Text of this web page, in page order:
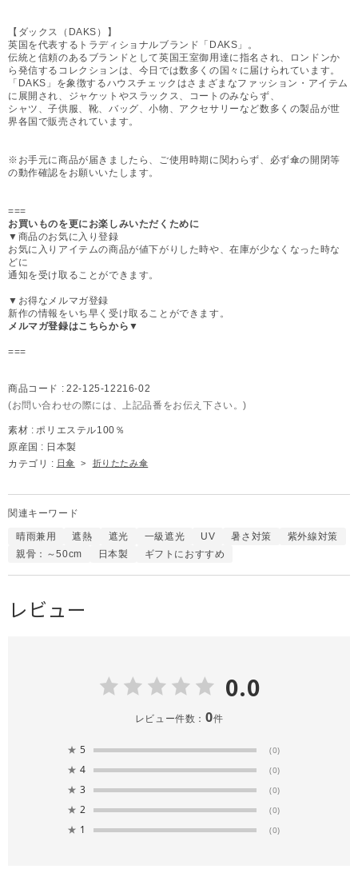
【ダックス（DAKS）】
英国を代表するトラディショナルブランド「DAKS」。
伝統と信頼のあるブランドとして英国王室御用達に指名され、ロンドンか
ら発信するコレクションは、今日では数多くの国々に届けられています。
「DAKS」を象徴するハウスチェックはさまざまなファッション・アイテム
に展開され、ジャケットやスラックス、コートのみならず、
シャツ、子供服、靴、バッグ、小物、アクセサリーなど数多くの製品が世
界各国で販売されています。
※お手元に商品が届きましたら、ご使用時期に関わらず、必ず傘の開閉等
の動作確認をお願いいたします。
===
お買いものを更にお楽しみいただくために
▼商品のお気に入り登録
お気に入りアイテムの商品が値下がりした時や、在庫が少なくなった時な
どに
通知を受け取ることができます。
▼お得なメルマガ登録
新作の情報をいち早く受け取ることができます。
メルマガ登録はこちらから▼
===
商品コード : 22-125-12216-02
(お問い合わせの際には、上記品番をお伝え下さい。)
素材 : ポリエステル100％
原産国 : 日本製
カテゴリ : 日傘 > 折りたたみ傘
関連キーワード
晴雨兼用 遮熱 遮光 一級遮光 UV 暑さ対策
紫外線対策
親骨：～50cm
日本製 ギフトにおすすめ
レビュー
0.0
レビュー件数： 0件
★ 5 (0)
★ 4 (0)
★ 3 (0)
★ 2 (0)
★ 1 (0)